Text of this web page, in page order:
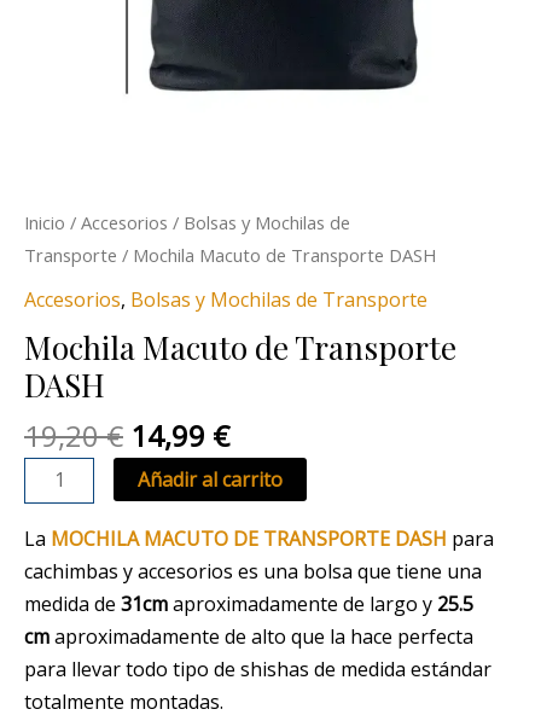
Inicio / Accesorios / Bolsas y Mochilas de
Transporte / Mochila Macuto de Transporte DASH
Accesorios, Bolsas y Mochilas de Transporte
Mochila Macuto de Transporte
DASH
19,20€ 14,99 €
Añadir al carrito
La MOCHILA MACUTO DE TRANSPORTE DASH para
cachimbas y accesorios es una bolsa que tiene una
medida de 31cmaproximadamente de largo y 25.5
cmaproximadamente de alto que la hace perfecta
para llevar todo tipo de shishas de medida estándar
totalmente montadas.